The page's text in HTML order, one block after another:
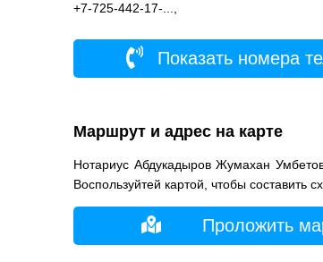
+7-725-442-17-...,
Показать номера
Маршрут и адрес на карте
Нотариус Абдукадыров Жумахан
Воспользуйтей картой, чтобы составить
Проложить